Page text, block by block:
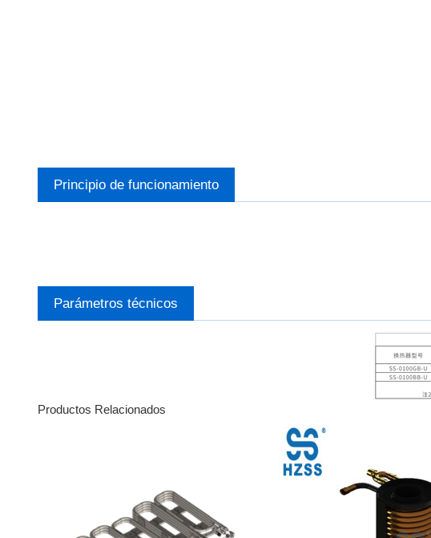
Principio de funcionamiento
Parámetros técnicos
Productos Relacionados